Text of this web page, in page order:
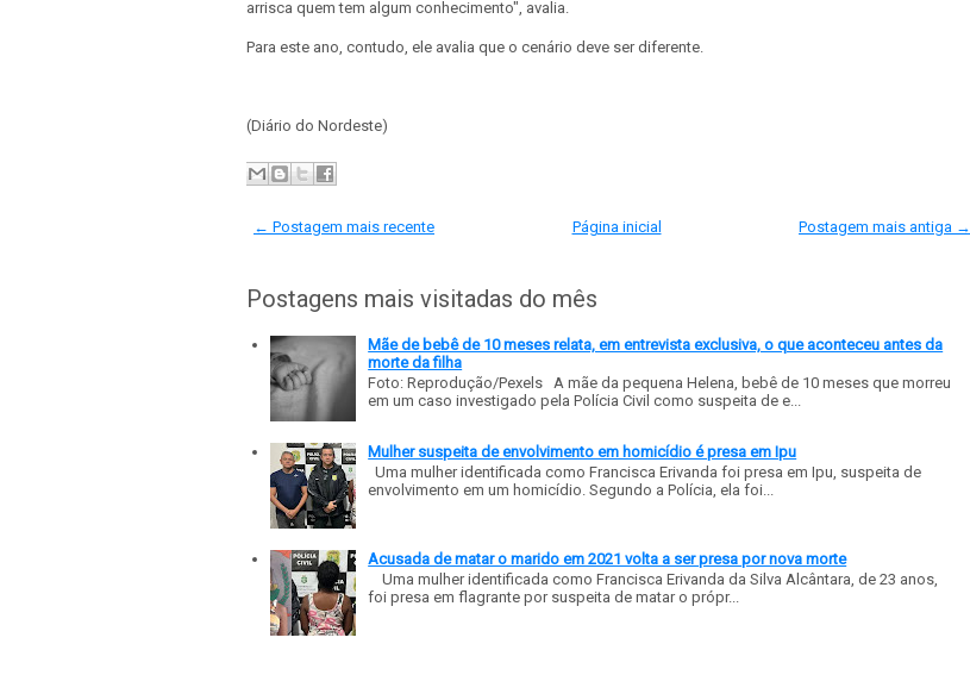
arrisca quem tem algum conhecimento", avalia.
Para este ano, contudo, ele avalia que o cenário deve ser diferente.
(Diário do Nordeste)
← Postagem mais recente Postagem mais antiga →
Página inicial
Postagens mais visitadas do mês
Mãe de bebê de 10 meses relata, em entrevista exclusiva, o que aconteceu antes da
morte da filha
Foto: Reprodução/Pexels A mãe da pequena Helena, bebê de 10 meses que morreu
em um caso investigado pela Polícia Civil como suspeita de e...
Mulher suspeita de envolvimento em homicídio é presa em Ipu
Uma mulher identificada como Francisca Erivanda foi presa em Ipu, suspeita de
envolvimento em um homicídio. Segundo a Polícia, ela foi...
Acusada de matar o marido em 2021 volta a ser presa por nova morte
Uma mulher identificada como Francisca Erivanda da Silva Alcântara, de 23 anos,
foi presa em flagrante por suspeita de matar o própr...